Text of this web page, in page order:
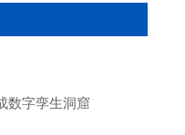
数字孪生洞窟